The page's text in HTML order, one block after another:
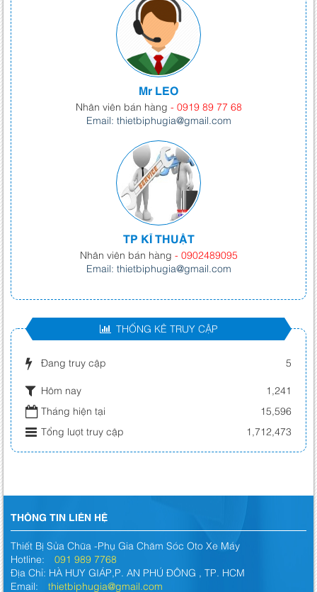
Mr LEO
Nhân viên bán hàng - 0919 89 77 68
Email: thietbiphugia@gmail.com
TP KĨ THUẬT
Nhân viên bán hàng - 0902489095
Email: thietbiphugia@gmail.com
THỐNG KÊ TRUY CẬP
Đang truy cập 5
Hôm nay
1,241
Tháng hiện tại
15,596
Tổng lượt truy cập
1,712,473
THÔNG TIN LIÊN HỆ
Thiết Bị Sửa Chữa -Phụ Gia Chăm Sóc Oto Xe Máy
Hotline: 091 989 7768
Địa Chỉ: HÀ HUY GIÁP,P. AN PHÚ ĐÔNG , TP. HCM
Email: thietbiphugia@gmail.com